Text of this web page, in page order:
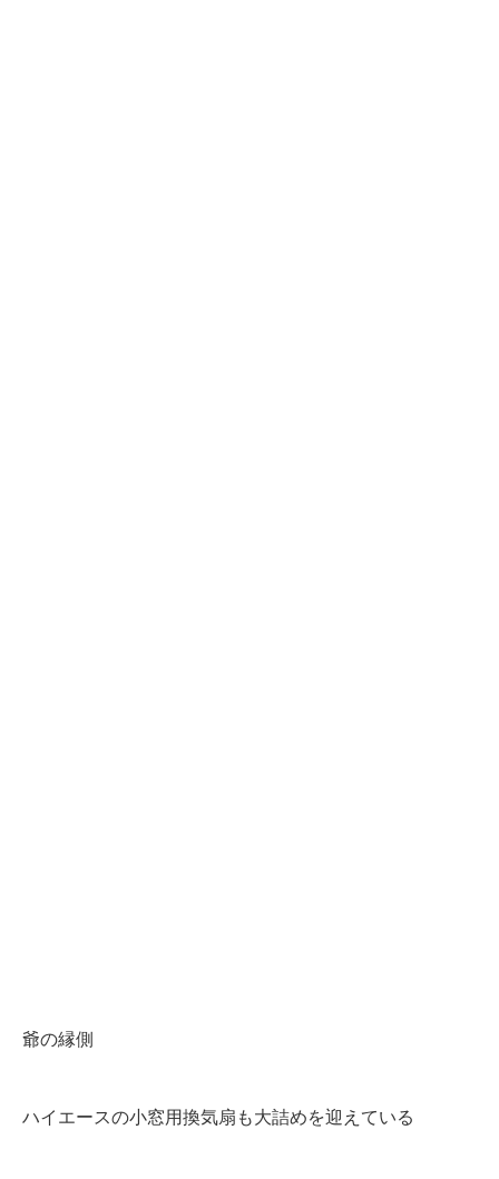
爺の縁側
ハイエースの小窓用換気扇も大詰めを迎えている